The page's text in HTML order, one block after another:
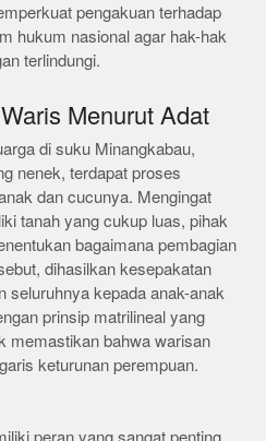
pengakuan terhadap
hukum nasional agar hak-hak
terlindungi.
Menurut Adat
di suku Minangkabau,
nenek, terdapat proses
dan cucunya. Mengingat
tanah yang cukup luas, pihak
bagaimana pembagian
dihasilkan kesepakatan
seluruhnya kepada anak-anak
prinsip matrilineal yang
memastikan bahwa warisan
keturunan perempuan.